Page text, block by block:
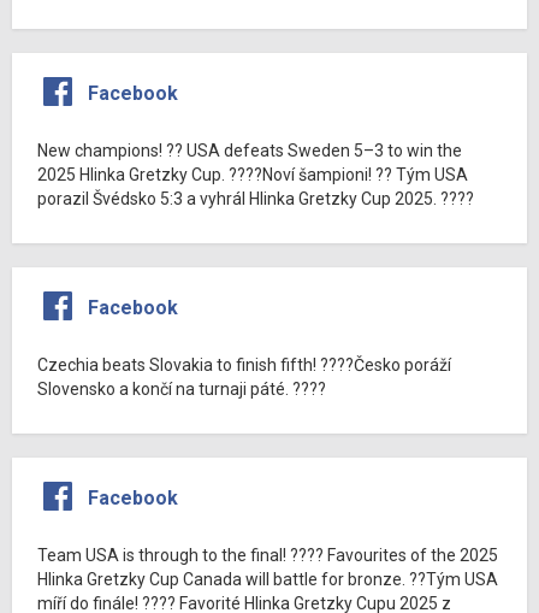
Facebook
New champions! ?? USA defeats Sweden 5–3 to win the
2025 Hlinka Gretzky Cup. ????Noví šampioni! ?? Tým USA
porazil Švédsko 5:3 a vyhrál Hlinka Gretzky Cup 2025. ????
Facebook
Czechia beats Slovakia to finish fifth! ????Česko poráží
Slovensko a končí na turnaji páté. ????
Facebook
Team USA is through to the final! ???? Favourites of the 2025
Hlinka Gretzky Cup Canada will battle for bronze. ??Tým USA
míří do finále! ???? Favorité Hlinka Gretzky Cupu 2025 z